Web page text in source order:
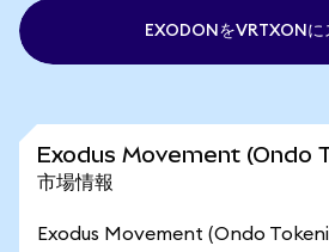
EXODONをVRTXONに
Exodus Movement (Ondo
市場情報
Exodus Movement (Ondo